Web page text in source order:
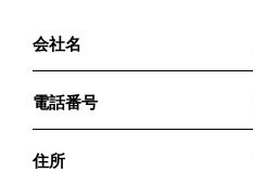
会社名
電話番号
住所